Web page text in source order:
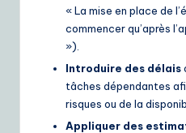
« La mise en place de
commencer qu’après
»).
Introduire des délais
tâches dépendantes
risques ou de la
Appliquer des